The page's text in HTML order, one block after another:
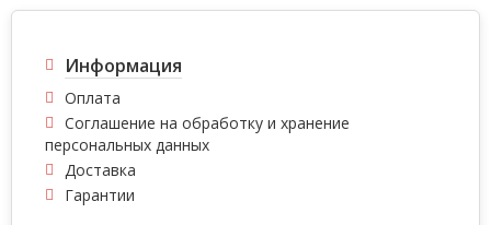
Информация
Оплата
Соглашение на обработку и хранение
персональных данных
Доставка
Гарантии